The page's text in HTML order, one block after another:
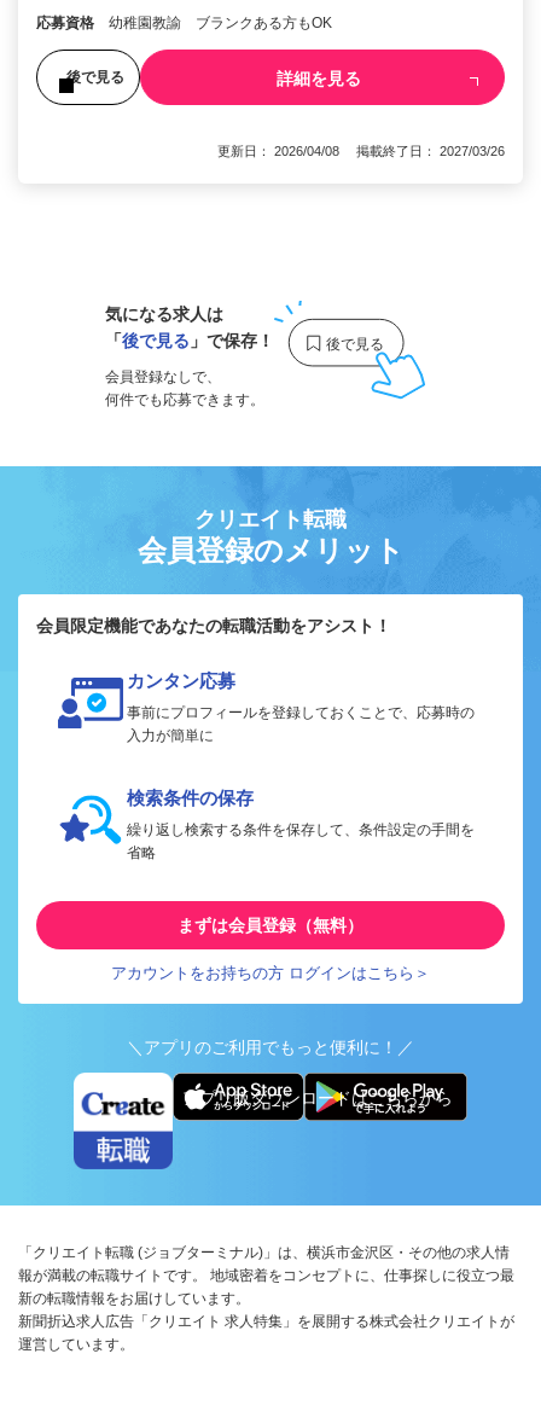
応募資格 幼稚園教諭 ブランクある方もOK
後で見る 詳細を見る
更新日： 2026/04/08 掲載終了日： 2027/03/26
気になる求人は
「後で見る 」で保存！
会員登録なしで、
何件でも応募できます。
クリエイト転職
会員登録のメリット
会員限定機能であなたの転職活動をアシスト！
カンタン応募
事前にプロフィールを登録しておくことで、応募時の
入力が簡単に
検索条件の保存
繰り返し検索する条件を保存して、条件設定の手間を
省略
まずは会員登録（無料）
アカウントをお持ちの方 ログインはこちら＞
＼アプリのご利用でもっと便利に！／
アプリ版ダウンロードはこちらから
「クリエイト転職 (ジョブターミナル)」は、横浜市金沢区・その他の求人情
報が満載の転職サイトです。 地域密着をコンセプトに、仕事探しに役立つ最
新の転職情報をお届けしています。
新聞折込求人広告「クリエイト 求人特集」を展開する株式会社クリエイトが
運営しています。